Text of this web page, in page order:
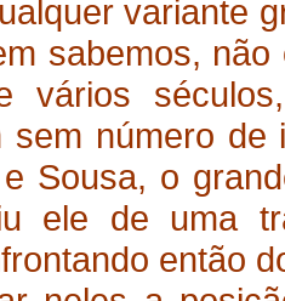
variante
sabemos,
vários
sem número
Sousa, o
ele de uma
então